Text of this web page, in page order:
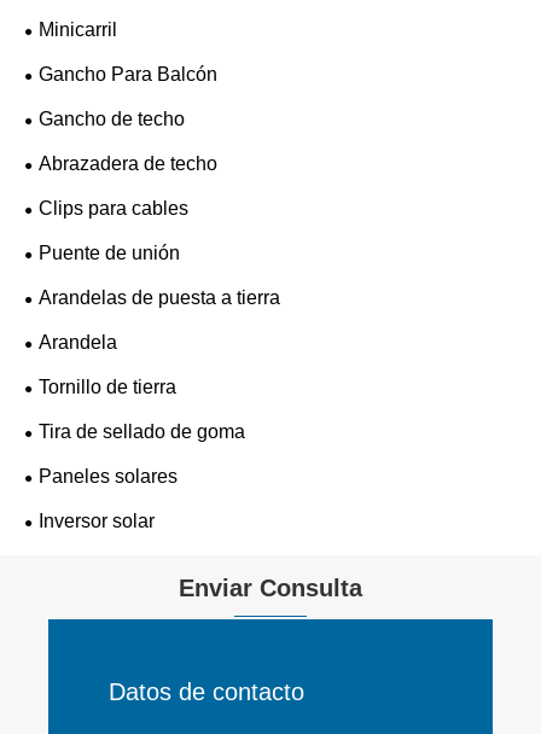
Minicarril
Gancho Para Balcón
Gancho de techo
Abrazadera de techo
Clips para cables
Puente de unión
Arandelas de puesta a tierra
Arandela
Tornillo de tierra
Tira de sellado de goma
Paneles solares
Inversor solar
Enviar Consulta
Datos de contacto